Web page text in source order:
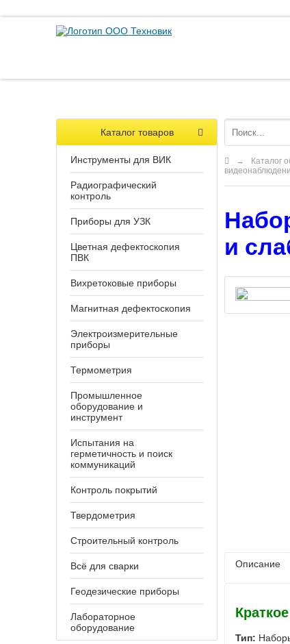
Каталог товаров
Инструменты для ВИК
Радиографический
контроль
Приборы для УЗК
Цветная дефектоскопия
ПВК
Вихретоковые приборы
Магнитная дефектоскопия
Электроизмерительные
приборы
Термометрия
Промышленное
оборудование и
инструмент
Испытания на
герметичность и поиск
коммуникаций
Контроль покрытий
Твердометрия
Строительный контроль
Всё для сварки
Геодезические приборы
Лабораторное
оборудование
→ Каталог
и
Описание
Тип: